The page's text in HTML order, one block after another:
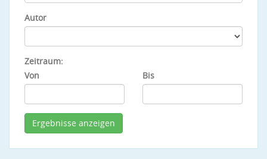
Autor
Zeitraum:
Von
Bis